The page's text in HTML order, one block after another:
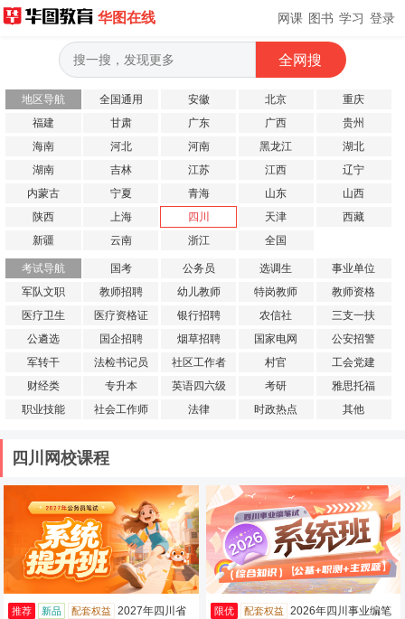
华图在线 网课 图书 学习 登录
地区导航 全国通用 安徽 北京
重庆
福建
甘肃 广东 广西
贵州
海南
河北 河南 黑龙江
湖北
湖南
吉林 江苏 江西
辽宁
内蒙古
宁夏 青海 山东
山西
陕西
上海 四川 天津
西藏
新疆
云南 浙江 全国
考试导航 国考 公务员 选调生
事业单位
军队文职
教师招聘 幼儿教师 特岗教师
教师资格
医疗卫生
医疗资格证 银行招聘 农信社
三支一扶
公遴选
国企招聘 烟草招聘 国家电网
公安招警
军转干
法检书记员 社区工作者 村官
工会党建
财经类
专升本 英语四六级 考研
雅思托福
职业技能
社会工作师 法律 时政热点 其他
四川网校课程
推荐 新品 配套权益
2027年四川省
限优 配套权益
2026年四川事业编笔